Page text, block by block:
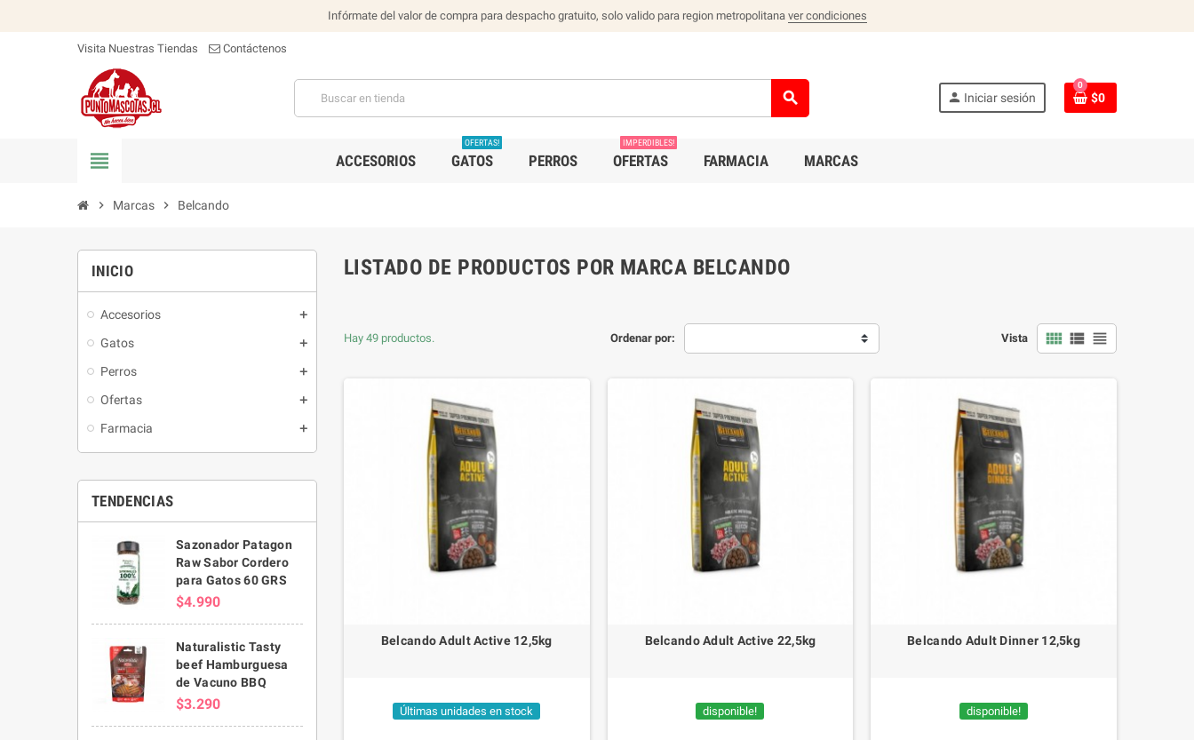
Infórmate del valor de compra para despacho gratuito, solo valido para region metropolitana ver condiciones
Visita Nuestras Tiendas Contáctenos
search person Iniciar sesión
0
$0
view_headline ACCESORIOS GATOS
OFERTAS!
PERROS OFERTAS
IMPERDIBLES!
FARMACIA MARCAS
chevron_right Marcas chevron_right Belcando
INICIO
Accesorios
Gatos
Perros
Ofertas
Farmacia
TENDENCIAS
Sazonador Patagon
Raw Sabor Cordero
para Gatos 60 GRS
$4.990
Naturalistic Tasty
beef Hamburguesa
de Vacuno BBQ
$3.290
LISTADO DE PRODUCTOS POR MARCA BELCANDO
Ordenar por: Vista view_comfy view_list view_headline
Hay 49 productos.
Belcando Adult Active 12,5kg
Últimas unidades en stock
Belcando Adult Active 22,5kg
disponible!
Belcando Adult Dinner 12,5kg
disponible!